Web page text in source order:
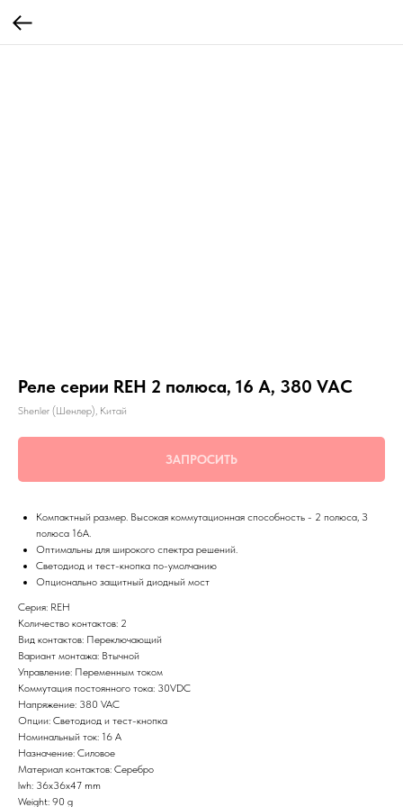
Реле серии REH 2 полюса, 16 А, 380 VAC
Shenler (Шенлер), Китай
ЗАПРОСИТЬ
Компактный размер. Высокая коммутационная способность - 2 полюса, З
полюса 16А.
Оптимальны для широкого спектра решений.
Светодиод и тест-кнопка по-умолчанию
Опционально защитный диодный мост
Серия: REH
Количество контактов: 2
Вид контактов: Переключающий
Вариант монтажа: Втычной
Управление: Переменным током
Коммутация постоянного тока: 30VDC
Напряжение: 380 VAC
Опции: Светодиод и тест-кнопка
Номинальный ток: 16 А
Назначение: Силовое
Материал контактов: Серебро
lwh: 36x36x47 mm
Weight: 90 g